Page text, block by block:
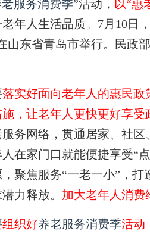
服务消费季”活动， 以“惠
年人生活品质。7月10日
山东省青岛市举行。民政
落实好面向老年人的惠民
，让老年人更快更好享受
务网络，贯通居家、社
在家门口就能便捷享受“
聚焦服务“一老一小”，
力释放。 加大老年人消费
组织好养老服务消费季活动